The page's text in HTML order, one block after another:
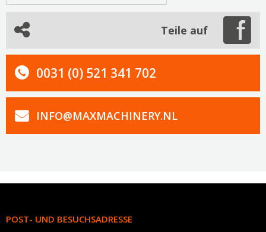
Teile auf
0031 (0) 521 341 702
INFO@MAXMACHINERY.NL
POST- UND BESUCHSADRESSE